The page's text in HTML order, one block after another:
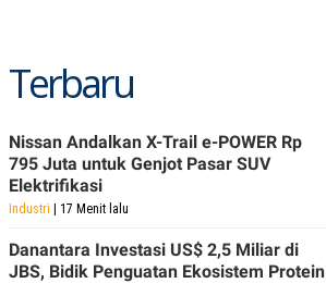
OF
USE
PEDOMAN
PEMBERITAAN
SIBER
POLICY
Terbaru
Nissan Andalkan X-Trail e-POWER Rp
795 Juta untuk Genjot Pasar SUV
Elektrifikasi
Industri | 17 Menit lalu
Danantara Investasi US$ 2,5 Miliar di
JBS, Bidik Penguatan Ekosistem Protein